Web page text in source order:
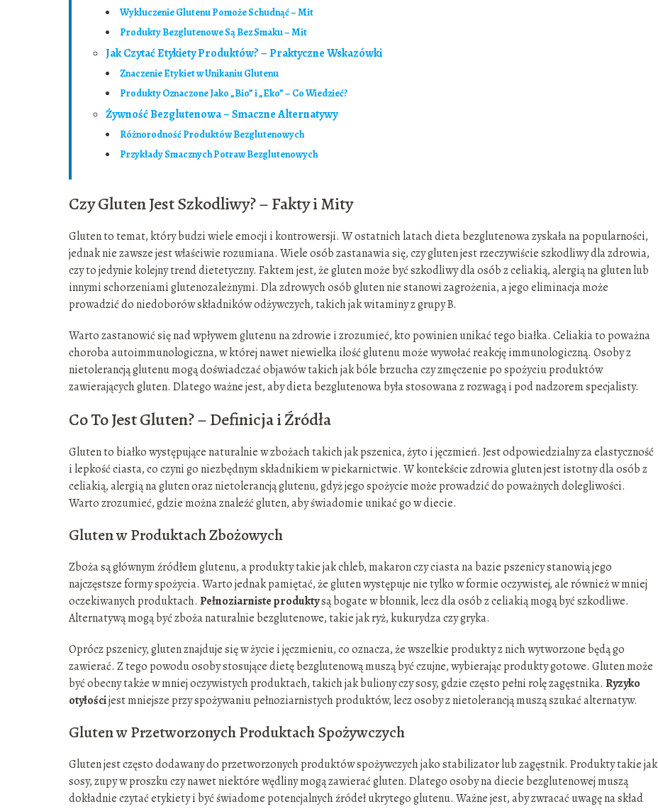
Wykluczenie Glutenu Pomoże Schudnąć – Mit
Produkty Bezglutenowe Są Bez Smaku – Mit
Jak Czytać Etykiety Produktów? – Praktyczne Wskazówki
Znaczenie Etykiet w Unikaniu Glutenu
Produkty Oznaczone Jako „Bio” i „Eko” – Co Wiedzieć?
Żywność Bezglutenowa – Smaczne Alternatywy
Różnorodność Produktów Bezglutenowych
Przykłady Smacznych Potraw Bezglutenowych
Czy Gluten Jest Szkodliwy? – Fakty i Mity
Gluten to temat, który budzi wiele emocji i kontrowersji. W ostatnich latach dieta bezglutenowa zyskała na popularności,
jednak nie zawsze jest właściwie rozumiana. Wiele osób zastanawia się, czy gluten jest rzeczywiście szkodliwy dla zdrowia,
czy to jedynie kolejny trend dietetyczny. Faktem jest, że gluten może być szkodliwy dla osób z celiakią, alergią na gluten lub
innymi schorzeniami glutenozależnymi. Dla zdrowych osób gluten nie stanowi zagrożenia, a jego eliminacja może
prowadzić do niedoborów składników odżywczych, takich jak witaminy z grupy B.
Warto zastanowić się nad wpływem glutenu na zdrowie i zrozumieć, kto powinien unikać tego białka. Celiakia to poważna
choroba autoimmunologiczna, w której nawet niewielka ilość glutenu może wywołać reakcję immunologiczną. Osoby z
nietolerancją glutenu mogą doświadczać objawów takich jak bóle brzucha czy zmęczenie po spożyciu produktów
zawierających gluten. Dlatego ważne jest, aby dieta bezglutenowa była stosowana z rozwagą i pod nadzorem specjalisty.
Co To Jest Gluten? – Definicja i Źródła
Gluten to białko występujące naturalnie w zbożach takich jak pszenica, żyto i jęczmień. Jest odpowiedzialny za elastyczność
i lepkość ciasta, co czyni go niezbędnym składnikiem w piekarnictwie. W kontekście zdrowia gluten jest istotny dla osób z
celiakią, alergią na gluten oraz nietolerancją glutenu, gdyż jego spożycie może prowadzić do poważnych dolegliwości.
Warto zrozumieć, gdzie można znaleźć gluten, aby świadomie unikać go w diecie.
Gluten w Produktach Zbożowych
Zboża są głównym źródłem glutenu, a produkty takie jak chleb, makaron czy ciasta na bazie pszenicy stanowią jego
najczęstsze formy spożycia. Warto jednak pamiętać, że gluten występuje nie tylko w formie oczywistej, ale również w mniej
oczekiwanych produktach. Pełnoziarniste produktysą bogate w błonnik, lecz dla osób z celiakią mogą być szkodliwe.
Alternatywą mogą być zboża naturalnie bezglutenowe, takie jak ryż, kukurydza czy gryka.
Oprócz pszenicy, gluten znajduje się w życie i jęczmieniu, co oznacza, że wszelkie produkty z nich wytworzone będą go
zawierać. Z tego powodu osoby stosujące dietę bezglutenową muszą być czujne, wybierając produkty gotowe. Gluten może
być obecny także w mniej oczywistych produktach, takich jak buliony czy sosy, gdzie często pełni rolę zagęstnika. Ryzyko
otyłościjest mniejsze przy spożywaniu pełnoziarnistych produktów, lecz osoby z nietolerancją muszą szukać alternatyw.
Gluten w Przetworzonych Produktach Spożywczych
Gluten jest często dodawany do przetworzonych produktów spożywczych jako stabilizator lub zagęstnik. Produkty takie jak
sosy, zupy w proszku czy nawet niektóre wędliny mogą zawierać gluten. Dlatego osoby na diecie bezglutenowej muszą
dokładnie czytać etykiety i być świadome potencjalnych źródeł ukrytego glutenu. Ważne jest, aby zwracać uwagę na skład